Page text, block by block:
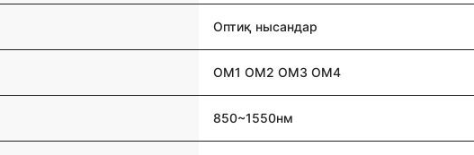
Оптиқ нысандар
OM1 OM2 OM3 OM4
850~1550нм